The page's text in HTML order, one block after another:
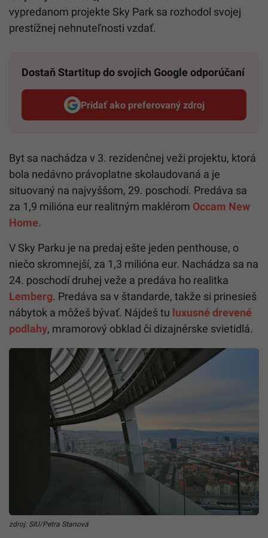
vypredanom projekte Sky Park sa rozhodol svojej
prestížnej nehnuteľnosti vzdať.
Dostaň Startitup do svojich Google odporúčaní
Pridať ako preferovaný zdroj
Startitup, odkaz sa otvorí v
Byt sa nachádza v 3. rezidenčnej veži projektu, ktorá
bola nedávno právoplatne skolaudovaná a je
situovaný na najvyššom, 29. poschodí. Predáva sa
za 1,9 milióna eur realitným maklérom Occam New
Home.
V Sky Parku je na predaj ešte jeden penthouse, o
niečo skromnejší, za 1,3 milióna eur. Nachádza sa na
24. poschodí druhej veže a predáva ho realitka
Lemberg. Predáva sa v štandarde, takže si prinesieš
nábytok a môžeš bývať. Nájdeš tu luxusné drevené
podlahy, mramorový obklad či dizajnérske svietidlá.
zdroj: SIU/Petra Stanová